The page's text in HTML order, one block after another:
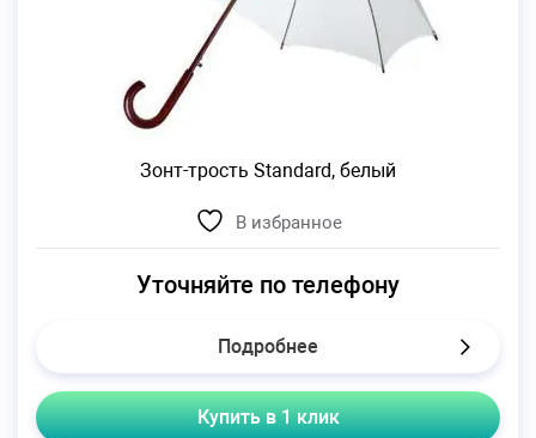
Зонт-трость Standard, белый
В избранное
Уточняйте по телефону
Подробнее
Купить в 1 клик